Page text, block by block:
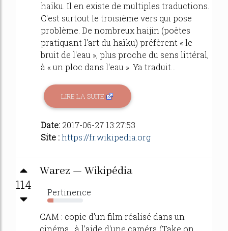
haïku. Il en existe de multiples traductions.
C'est surtout le troisième vers qui pose
problème. De nombreux haijin (poètes
pratiquant l'art du haïku) préfèrent « le
bruit de l'eau », plus proche du sens littéral,
à « un ploc dans l'eau ». Ya traduit...
LIRE LA SUITE
Date: 2017-06-27 13:27:53
Site :https://fr.wikipedia.org
114
Warez — Wikipédia
Pertinence
17%
CAM : copie d'un film réalisé dans un
cinéma , à l'aide d'une caméra (Take on